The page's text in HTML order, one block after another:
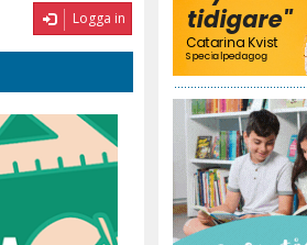
Logga in